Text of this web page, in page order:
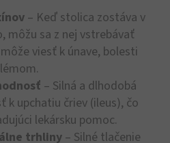
– Keď stolica zostáva v
môžu sa z nej vstrebávať
viesť k únave, bolesti
– Silná a dlhodobá
k upchatiu čriev (ileus), čo
lekársku pomoc.
trhliny – Silné tlačenie